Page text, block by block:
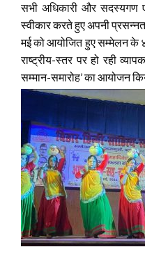
सभी अधिकारी और सदस्यगण
स्वीकार करते हुए अपनी
मई को आयोजित हुए सम्मेलन के
राष्ट्रीय-स्तर पर हो रही
सम्मान-समारोह’ का आयोजन